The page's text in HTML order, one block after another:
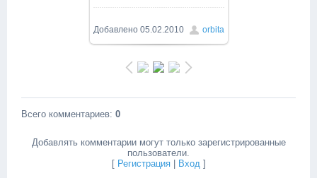
Добавлено 05.02.2010 orbita
Всего комментариев: 0
Добавлять комментарии могут только зарегистрированные
пользователи.
[ Регистрация| Вход ]